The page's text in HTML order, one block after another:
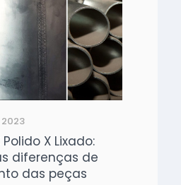
X Lixado:
diferenças de
das peças